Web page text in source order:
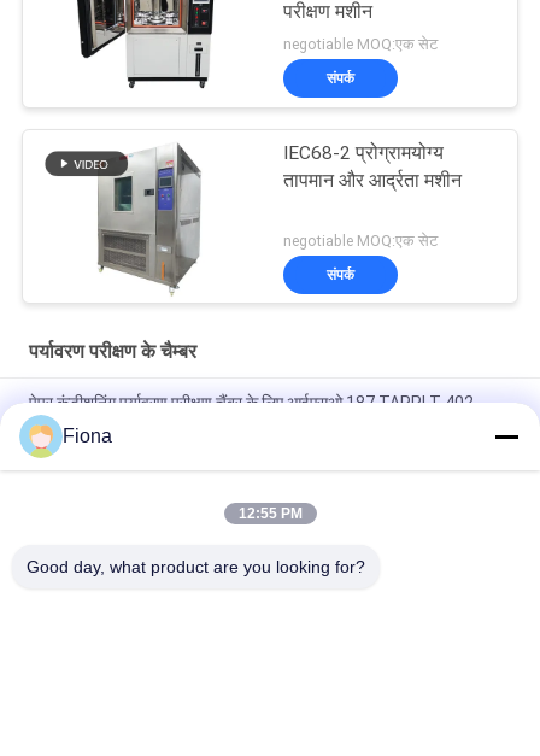
परीक्षण मशीन
negotiable MOQ:एक सेट
संपर्क
IEC68-2 प्रोग्रामयोग्य
तापमान और आर्द्रता मशीन
negotiable MOQ:एक सेट
संपर्क
पर्यावरण परीक्षण के चैम्बर
पेपर कंडीशनिंग पर्यावरण परीक्षण चैंबर के लिए आईएसओ 187 TAPPI T 402
लगातार तापमान आर्द्रता चैंबर
ड्राई एंड वेट कम्पोजिट साल्ट स्प्रे करप्शन टेस्ट चैंबर 60L 120L Nss Aass
Fiona
12:55 PM
Good day, what product are you looking for?